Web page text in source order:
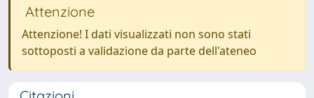
Attenzione
Attenzione! I dati visualizzati non sono stati
sottoposti a validazione da parte dell'ateneo